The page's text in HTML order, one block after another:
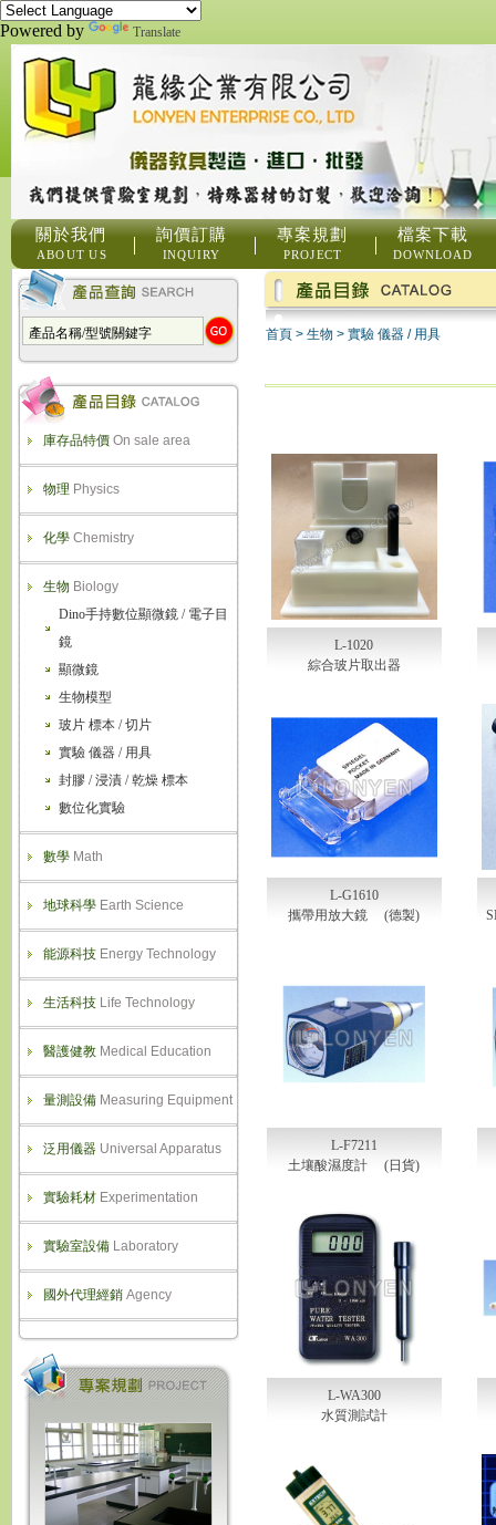
Powered by Translate
關於我們
ABOUT US
詢價訂購
INQUIRY
專案規劃
PROJECT
檔案下載
DOWNLOAD
庫存品特價 On sale area
物理 Physics
化學 Chemistry
生物 Biology
Dino手持數位顯微鏡 / 電子目
鏡
顯微鏡
生物模型
玻片 標本 / 切片
實驗 儀器 / 用具
封膠 / 浸漬 / 乾燥 標本
數位化實驗
數學 Math
地球科學 Earth Science
能源科技 Energy Technology
生活科技 Life Technology
醫護健教 Medical Education
量測設備 Measuring Equipment
泛用儀器 Universal Apparatus
實驗耗材 Experimentation
實驗室設備 Laboratory
國外代理經銷 Agency
首頁 > 生物 > 實驗 儀器 / 用具
L-1020
綜合玻片取出器
L-G1610
攜帶用放大鏡 (德製)
L-F7211
土壤酸濕度計 (日貨)
L-WA300
水質測試計